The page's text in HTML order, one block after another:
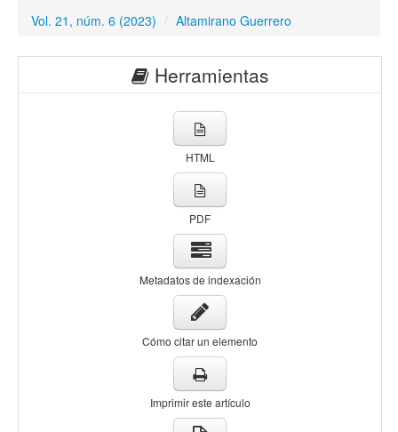
Vol. 21, núm. 6 (2023) / Altamirano Guerrero
Herramientas
HTML
PDF
Metadatos de indexación
Cómo citar un elemento
Imprimir este artículo